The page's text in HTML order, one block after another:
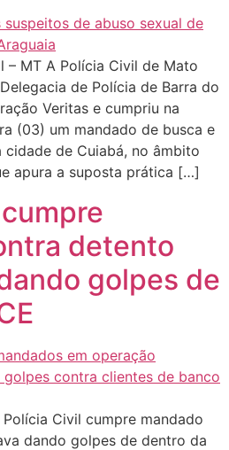
– MT A Polícia Civil de Mato
de Polícia de Barra do
Veritas e cumpriu na
(03) um mandado de busca e
de Cuiabá, no âmbito
apura a suposta prática […]
detento
golpes de
Polícia Civil cumpre mandado
dando golpes de dentro da